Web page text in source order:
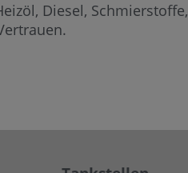
Diesel, Schmierstoffe,